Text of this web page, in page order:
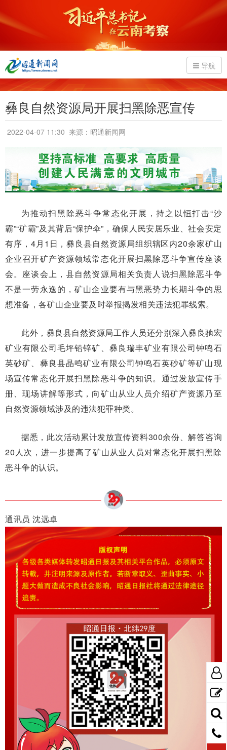
导航
彝良自然资源局开展扫黑除恶宣传
2022-04-07 11:30 来源：昭通新闻网
为推动扫黑除恶斗争常态化开展，持之以恒打击“沙
霸”“矿霸”及其背后“保护伞”，确保人民安居乐业、社会安定
有序，4月1日，彝良县自然资源局组织辖区内20余家矿山
企业召开矿产资源领域常态化开展扫黑除恶斗争宣传座谈
会。座谈会上，县自然资源局相关负责人说扫黑除恶斗争
不是一劳永逸的，矿山企业要有与黑恶势力长期斗争的思
想准备，各矿山企业要及时举报揭发相关违法犯罪线索。
此外，彝良县自然资源局工作人员还分别深入彝良驰宏
矿业有限公司毛坪铅锌矿、彝良瑞丰矿业有限公司钟鸣石
英砂矿、彝良县晶鸣矿业有限公司钟鸣石英砂矿等矿山现
场宣传常态化开展扫黑除恶斗争的知识。通过发放宣传手
册、现场讲解等形式，向矿山从业人员介绍矿产资源乃至
自然资源领域涉及的违法犯罪种类。
据悉，此次活动累计发放宣传资料300余份、解答咨询
20人次，进一步提高了矿山从业人员对常态化开展扫黑除
恶斗争的认识。
通讯员 沈远卓